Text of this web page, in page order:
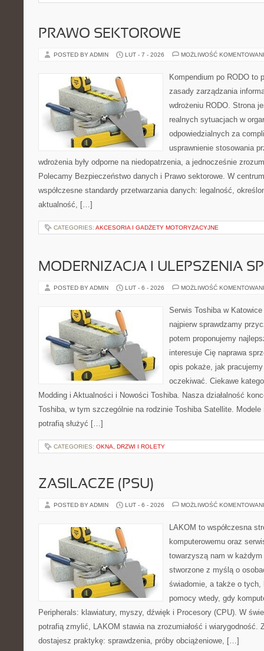
PRAWO SEKTOROWE
POSTED BY ADMIN LUT - 7 - 2026 MOŻLIWOŚĆ
Kompendium po RODO to
zasady zarządzania
wdrożeniu RODO. Strona
realnych sytuacjach w
odpowiedzialnych za
usprawnienie stosowania
wdrożenia były odporne na niedopatrzenia, a jednocześnie
Polecamy Bezpieczeństwo danych i Prawo sektorowe. W
współczesne standardy przetwarzania danych: legalność,
aktualność, […]
CATEGORIES: AKCESORIA I GADŻETY MOTORYZACYJNE
MODERNIZACJA I ULEPSZENIA
POSTED BY ADMIN LUT - 6 - 2026 MOŻLIWOŚĆ
Serwis Toshiba w
najpierw sprawdzamy
potem proponujemy
interesuje Cię naprawa
opis pokaże, jak
oczekiwać. Ciekawe
Modding i Aktualności i Nowości Toshiba. Nasza działalność
Toshiba, w tym szczególnie na rodzinie Toshiba Satellite.
potrafią służyć […]
CATEGORIES: OKNA, DRZWI I ROLETY
ZASILACZE (PSU)
POSTED BY ADMIN LUT - 6 - 2026 MOŻLIWOŚĆ
LAKOM to współczesna
komputerowemu oraz
towarzyszą nam w
stworzone z myślą o
świadomie, a także o tych,
pomocy wtedy, gdy
Peripherals: klawiatury, myszy, dźwięk i Procesory (CPU). W
potrafią zmylić, LAKOM stawia na zrozumiałość i wiarygodność.
dostajesz praktykę: sprawdzenia, próby obciążeniowe, […]